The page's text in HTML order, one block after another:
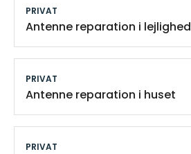
PRIVAT
Antenne reparation i
PRIVAT
Antenne reparation i huset
PRIVAT